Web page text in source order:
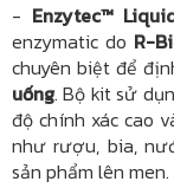
- Enzytec™
enzymatic do R-
chuyên biệt để
uống. Bộ kit sử
độ chính xác cao
như rượu, bia,
sản phẩm lên men.